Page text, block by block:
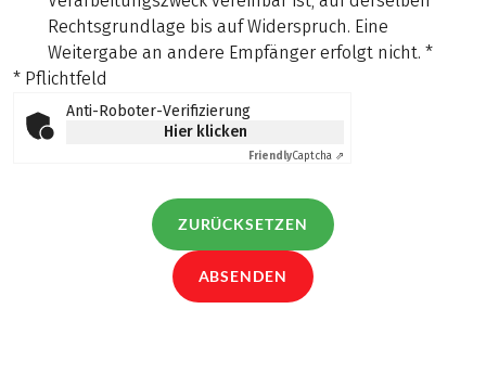
Rechtsgrundlage bis auf Widerspruch. Eine
Weitergabe an andere Empfänger erfolgt nicht. *
* Pflichtfeld
Anti-Roboter-Verifizierung
Hier klicken
FriendlyCaptcha ⇗
ZURÜCKSETZEN
ABSENDEN